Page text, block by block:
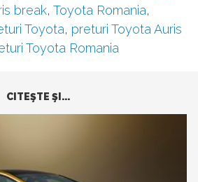
break, Toyota Romania,
Toyota, preturi Toyota Auris
Toyota Romania
CITEŞTE ŞI...